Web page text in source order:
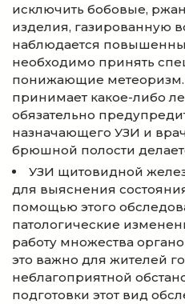
исключить бобовые,
изделия, газированную
наблюдается
необходимо принять
понижающие метеоризм.
принимает какое-либо
обязательно
назначающего УЗИ и
брюшной полости
УЗИ щитовидной
для выяснения
помощью этого
патологические
работу множества
это важно для жителей
неблагоприятной
подготовки этот вид